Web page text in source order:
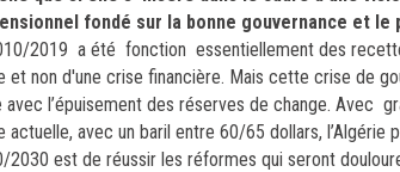
fondé sur la bonne gouvernance et le
2019 a été fonction essentiellement des
et non d'une crise financière. Mais cette crise de
l’épuisement des réserves de change. Avec
avec un baril entre 60/65 dollars,
est de réussir les réformes qui seront